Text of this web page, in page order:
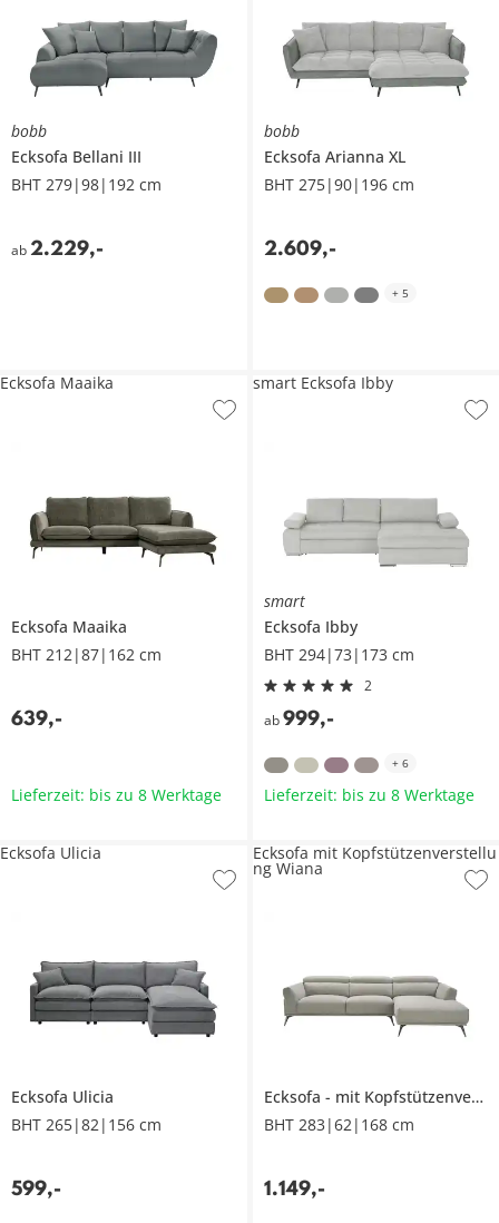
bobb
Ecksofa Bellani III
BHT 279|98|192 cm
ab 2.229,-
bobb
Ecksofa Arianna XL
BHT 275|90|196 cm
2.609,-
+ 5
Ecksofa Maaika
BHT 212|87|162 cm
639,-
Ecksofa Maaika
Lieferzeit: bis zu 8 Werktage
smart
Ecksofa Ibby
BHT 294|73|173 cm
2
ab 999,-
smart Ecksofa Ibby
+ 6
Lieferzeit: bis zu 8 Werktage
Ecksofa Ulicia
BHT 265|82|156 cm
599,-
Ecksofa Ulicia
Ecksofa
mit Kopfstützenverstellung
BHT 283|62|168 cm
1.149,-
Ecksofa mit Kopfstützenverstellu
ng Wiana